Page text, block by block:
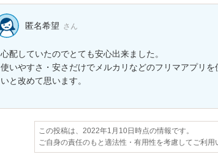
匿名希望 さん
心配していたのでとても安心出来ました。
使いやすさ・安さだけでメルカリなどのフリマアプリ
いと改めて思います。
この投稿は、2022年1月10日時点の情報です。
ご自身の責任のもと適法性・有用性を考慮してご利用